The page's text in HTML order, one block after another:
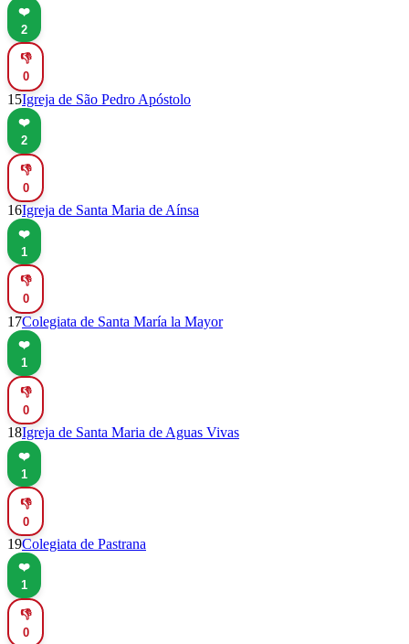
❤️
2
👎
0
15Igreja de São Pedro Apóstolo
❤️
2
👎
0
16Igreja de Santa Maria de Aínsa
❤️
1
👎
0
17Colegiata de Santa María la Mayor
❤️
1
👎
0
18Igreja de Santa Maria de Aguas Vivas
❤️
1
👎
0
19Colegiata de Pastrana
❤️
1
👎
0